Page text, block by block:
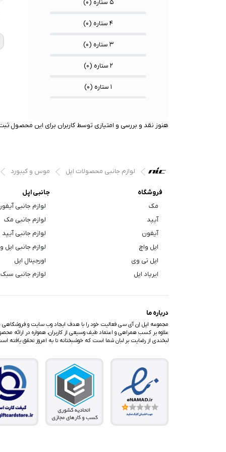
۵ ستاره ( ۰)
۴ ستاره ( ۰)
۳ ستاره ( ۰)
۲ ستاره ( ۰)
۱ ستاره ( ۰)
هنوز نقد و بررسی و امتیازی توسط کاربران برای این محصول
لوازم جانبی محصولات اپل موس و کیبورد
فروشگاه
مک
آیپد
آیفون
اپل واچ
اپل تی وی
ایرپاد اپل
جانبی اپل
لوازم جانبی
لوازم جانبی مک
لوازم جانبی آیپد
لوازم جانبی اپل
اورجینال اپل
لوازم جانبی سبک
درباره ما
مجموعه اپل اِن آی سی فعالیت خود را با هدف ایجاد وب سایت و فروشگاهی
علاوه بر کسب همراهی و اعتماد طیف وسیعی از کاربران، همواره در ارائه
لبخندی از رضایت بر لبان شما است که خوشبختانه تا به امروز تحقق یافته